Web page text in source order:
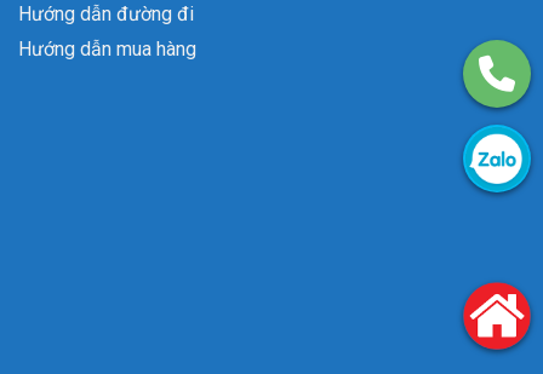
Hướng dẫn đường đi
Hướng dẫn mua hàng